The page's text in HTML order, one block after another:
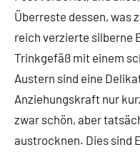
Überreste dessen, was
reich verzierte silberne
Trinkgefäß mit einem
Austern sind eine
Anziehungskraft nur
zwar schön, aber
austrocknen. Dies sind